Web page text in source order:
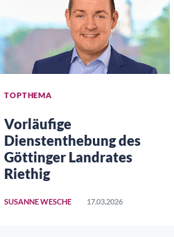
TOPTHEMA
Vorläufige
Dienstenthebung des
Göttinger Landrates
Riethig
SUSANNE WESCHE 17.03.2026